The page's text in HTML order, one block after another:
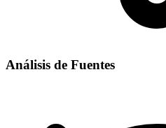
Análisis de Fuentes